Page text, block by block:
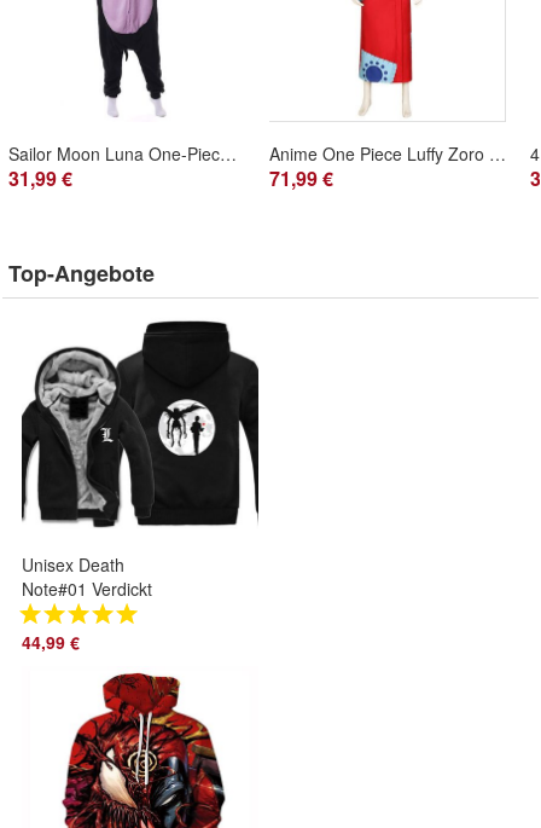
Sailor Moon Luna One-Piece Hooded Pyjama Cosplay Kostüm Winter Robe Schlafanzug
31,99 €
Anime One Piece Luffy Zoro Law Cosplay Kostüm Cos Halloween Party Show
71,99 €
Top-Angebote
Unisex Death
Note#01 Verdickt
Warmer Kapuze
Mantel Teenager
44,99 €